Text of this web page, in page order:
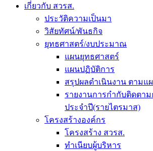
เกี่ยวกับ สวรส.
ประวัติความเป็นมา
วิสัยทัศน์/พันธกิจ
ยุทธศาสตร์/งบประมาณ
แผนยุทธศาสตร์
แผนปฏิบัติการ
สรุปผลดำเนินงาน ตามแ
รายงานการกำกับติดตา
ประจำปี(รายไตรมาส)
โครงสร้างองค์กร
โครงสร้าง สวรส.
ทำเนียบผู้บริหาร